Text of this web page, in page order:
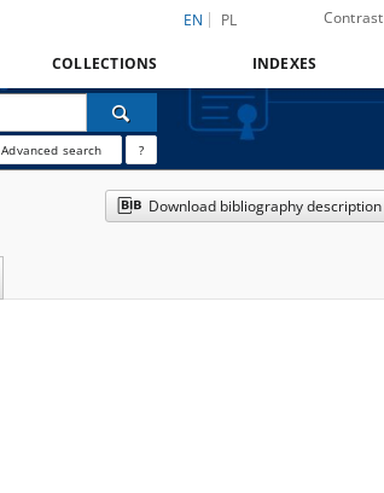
EN PL Contrast
COLLECTIONS INDEXES
Advanced search ?
Download bibliography description